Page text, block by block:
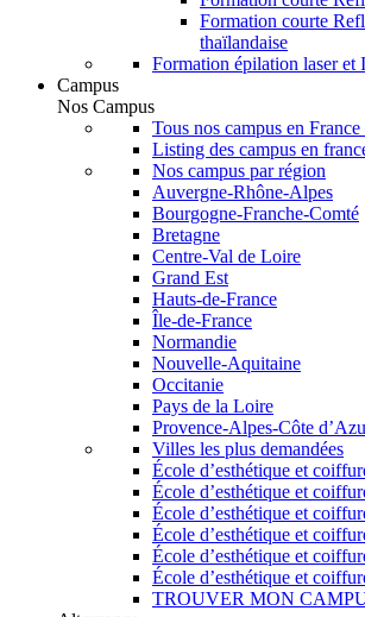
Formation courte
thaïlandaise
Formation épilation laser et
Campus
Nos Campus
Tous nos campus en
Listing des campus en
Nos campus par région
Auvergne-Rhône-Alpes
Bourgogne-Franche-Comté
Bretagne
Centre-Val de Loire
Grand Est
Hauts-de-France
Île-de-France
Normandie
Nouvelle-Aquitaine
Occitanie
Pays de la Loire
Provence-Alpes-Côte
Villes les plus demandées
École d’esthétique et
École d’esthétique et
École d’esthétique et
École d’esthétique et
École d’esthétique et
École d’esthétique et
TROUVER MON